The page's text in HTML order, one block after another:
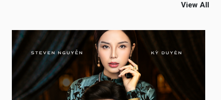
View All